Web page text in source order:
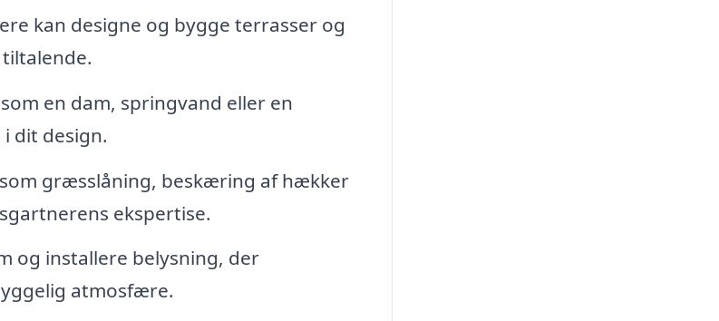
kan designe og bygge terrasser og
en dam, springvand eller en
dit design.
græsslåning, beskæring af hækker
ekspertise.
og installere belysning, der
atmosfære.